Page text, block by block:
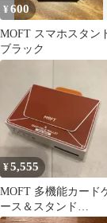
¥600
MOFT スマホスタン
ブラック
¥5,555
MOFT 多機能カード
ース＆スタンド